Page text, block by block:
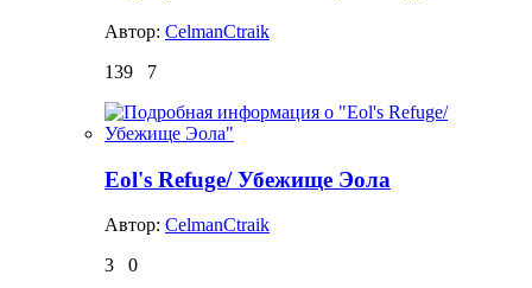
Автор: CelmanCtraik
139
7
Eol's Refuge/ Убежище Эола
Автор: CelmanCtraik
3
0